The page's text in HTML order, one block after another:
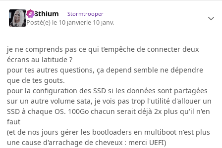
L33thium Stormtrooper
Posté(e) le 10 janvierle 10 janv.
je ne comprends pas ce qui t’empêche de connecter deux
écrans au latitude ?
pour tes autres questions, ça depend semble ne dépendre
que de tes gouts.
pour la configuration des SSD si les données sont partagées
sur un autre volume sata, je vois pas trop l'utilité d'allouer un
SSD à chaque OS. 100Go chacun serait déjà 2x plus qu'il n'en
faut
(et de nos jours gérer les bootloaders en multiboot n'est plus
une cause d'arrachage de cheveux : merci UEFI)